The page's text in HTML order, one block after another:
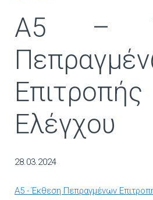
A5 –
Επιτροπής
Ελέγχου
28.03.2024
A5 - Έκθεση Πεπραγμένων